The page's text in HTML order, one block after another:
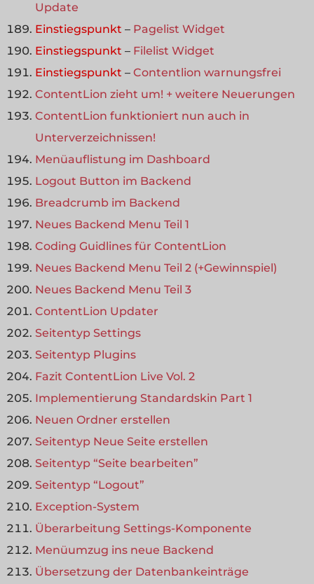
Update
Einstiegspunkt – Pagelist Widget
Einstiegspunkt – Filelist Widget
Einstiegspunkt – Contentlion warnungsfrei
ContentLion zieht um! + weitere Neuerungen
ContentLion funktioniert nun auch in
Unterverzeichnissen!
Menüauflistung im Dashboard
Logout Button im Backend
Breadcrumb im Backend
Neues Backend Menu Teil 1
Coding Guidlines für ContentLion
Neues Backend Menu Teil 2 (+Gewinnspiel)
Neues Backend Menu Teil 3
ContentLion Updater
Seitentyp Settings
Seitentyp Plugins
Fazit ContentLion Live Vol. 2
Implementierung Standardskin Part 1
Neuen Ordner erstellen
Seitentyp Neue Seite erstellen
Seitentyp “Seite bearbeiten”
Seitentyp “Logout”
Exception-System
Überarbeitung Settings-Komponente
Menüumzug ins neue Backend
Übersetzung der Datenbankeinträge